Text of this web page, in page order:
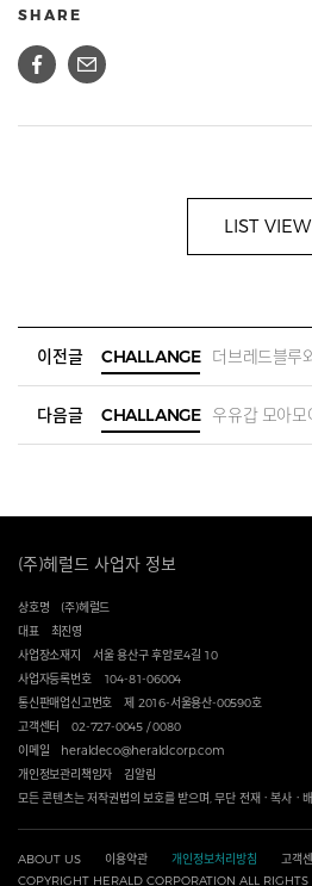
SHARE
LIST VIEW
이전글 CHALLANGE 더브레드블루
다음글 CHALLANGE 우유갑 모아
(주)헤럴드 사업자 정보
상호명
(주)헤럴드
대표
최진영
사업장소재지
서울 용산구 후암로4길 10
사업자등록번호
104-81-06004
통신판매업신고번호
제 2016-서울용산-00590호
고객센터
02-727-0045 / 0080
이메일
heraldeco@heraldcorp.com
개인정보관리책임자
김알림
모든 콘텐츠는 저작권법의 보호를 받으며, 무단 전재ㆍ복사ㆍ
ABOUT US 이용약관 개인정보처리방침
고객
COPYRIGHT HERALD CORPORATION ALL RIGHTS